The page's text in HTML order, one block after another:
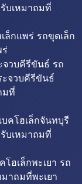
บเหมาถมที่
ล็กแพร่ รถขุดเล็ก
จวบคีรีขันธ์ รถ
ะจวบคีรีขันธ์
มที่
คโฮเล็กจันทบุรี
บเหมาถมที่
โฮเล็กพะเยา รถ
มาถมที่พะเยา